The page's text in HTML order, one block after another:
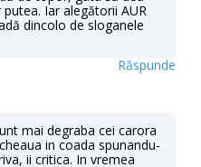
Iar alegătorii AUR
dincolo de sloganele
Răspunde
mai degraba cei carora
in coada spunandu-
ii critica. In vremea